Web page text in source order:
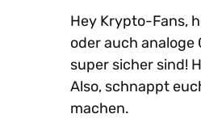
Hey Krypto-Fans,
oder auch analoge
super sicher sind!
Also, schnappt
machen.